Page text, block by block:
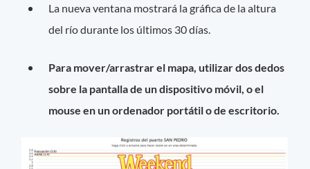
La nueva ventana mostrará la gráfica de la altura
del río durante los últimos 30 días.
Para mover/arrastrar el mapa, utilizar dos dedos
sobre la pantalla de un dispositivo móvil, o el
mouse en un ordenador portátil o de escritorio.